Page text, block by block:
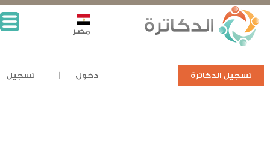
تسجيل الدكاترة دخول تسجيل
مصر